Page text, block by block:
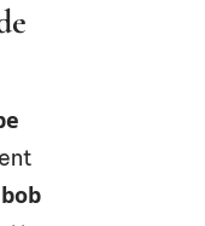
bob